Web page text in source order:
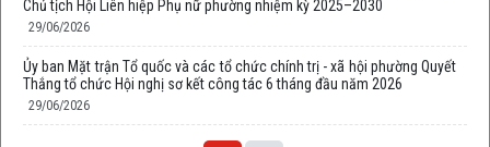
Chủ tịch Hội Liên hiệp Phụ nữ phường nhiệm kỳ 2025–2030
29/06/2026
Ủy ban Mặt trận Tổ quốc và các tổ chức chính trị - xã hội phường Quyết
Thắng tổ chức Hội nghị sơ kết công tác 6 tháng đầu năm 2026
29/06/2026